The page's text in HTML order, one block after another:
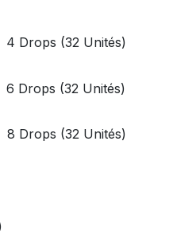
4 Drops (32 Unités)
6 Drops (32 Unités)
8 Drops (32 Unités)